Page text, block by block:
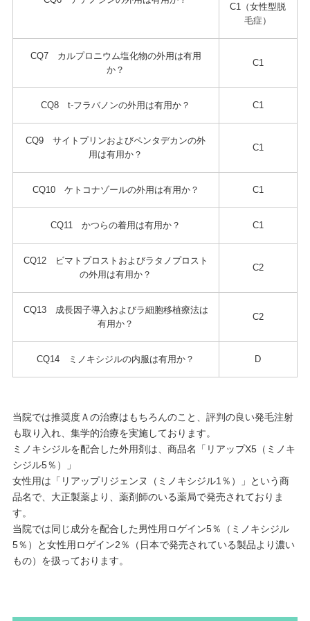
C1（女性型脱
毛症）
CQ7 カルプロニウム塩化物の外用は有用
か？
C1
CQ8 t-フラバノンの外用は有用か？ C1
CQ9 サイトプリンおよびペンタデカンの外
用は有用か？
C1
CQ10 ケトコナゾールの外用は有用か？ C1
CQ11 かつらの着用は有用か？ C1
CQ12 ビマトプロストおよびラタノプロスト
の外用は有用か？
C2
CQ13 成長因子導入およびラ細胞移植療法は
有用か？
C2
CQ14 ミノキシジルの内服は有用か？ D
当院では推奨度Ａの治療はもちろんのこと、評判の良い発毛注射
も取り入れ、集学的治療を実施しております。
ミノキシジルを配合した外用剤は、商品名「リアップX5（ミノキ
シジル5％）」
女性用は「リアップリジェンヌ（ミノキシジル1％）」という商
品名で、大正製薬より、薬剤師のいる薬局で発売されておりま
す。
当院では同じ成分を配合した男性用ロゲイン5％（ミノキシジル
5％）と女性用ロゲイン2％（日本で発売されている製品より濃い
もの）を扱っております。